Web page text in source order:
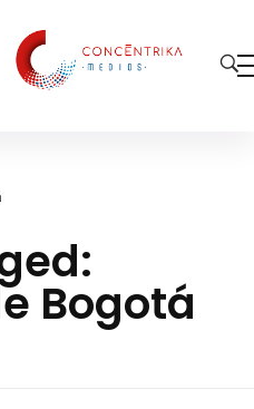
Bogotá